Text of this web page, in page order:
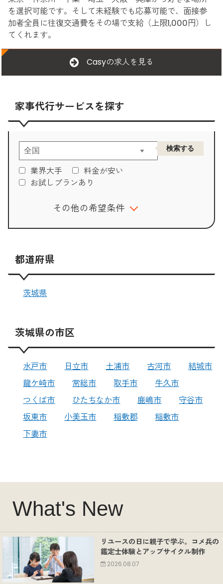
を選択可能です。そして未経験でも応募可能で、面接参
加者全員に往復交通費をその場で支給（上限1,000円）し
てくれます。
Casyの求人を見る
家事代行サービスを探す
業界大手
料金が安い
お試しプランあり
その他の希望条件
都道府県
茨城県
茨城県の市区
水戸市 日立市 土浦市 古河市
結城市
龍ケ崎市
常総市 取手市
牛久市
つくば市
ひたちなか市 鹿嶋市
守谷市
坂東市
小美玉市 稲敷郡
稲敷市
下妻市
What's New
リユースの日に親子で学ぶ。コメ兵の
鑑定士体験とアップサイクル制作
2026.08.07